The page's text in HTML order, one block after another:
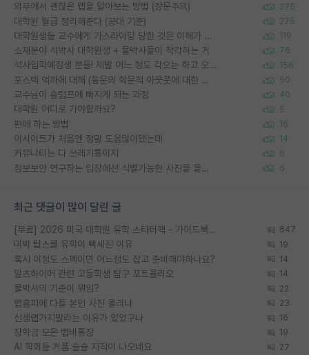
외부에서 괜찮은 랩을 알아보는 방법 (장문주의) 275
대학원 월급 정리해준다 (공대 기준) 275
대학원생들 교수에게 가스라이팅 당한 것은 이해가 갑니다. 안타깝네요. 119
소재분야 석박사 대학원생 + 물박사들이 착각하는 거 76
석사입학예정생 분들! 제발 어느 정도 각오는 하고 오세요. 156
포스텍 억까에 대해 (동문의 학문적 아웃풋에 대한 반박) 50
교수님이 슬럼프에 빠지게 되는 과정 40
대학원 어디로 가야할까요? 5
편애 하는 방법 16
이사이트가 처음엔 정말 도움많이됐는데 14
커뮤니티는 다 쓰레기통이지 6
정보보안 연구하는 입장에선 식별가능한 사진을 올리는건 비추이긴함 6
최근 댓글이 많이 달린 글
[무료] 2026 미국 대학원 유학 스타터팩 - 가이드북 & 합격자 컨택메일 템플릿 647
미박 탑스쿨 유학이 빡세진 이유 19
혹시 이정도 스펙이면 어느정도 잡고 준비해야하나요? 14
알츠하이머 관련 고등학생 탐구 포트폴리오 14
물박사의 기준이 뭐임? 22
랩홈피에 다들 본인 사진 올리냐 23
신생랩가지말라는 이유가 있었구나 16
장학금 모은 랩비통장 19
AI 학회들 거품 슬슬 지적이 나오네요 27